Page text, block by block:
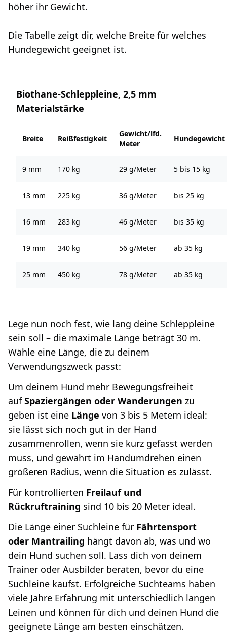
höher ihr Gewicht.
Die Tabelle zeigt dir, welche Breite für welches
Hundegewicht geeignet ist.
Biothane-Schleppleine, 2,5 mm
Materialstärke
Breite Reißfestigkeit
Gewicht/lfd.
Meter
Hundegewicht
9 mm 170 kg 29 g/Meter 5 bis 15 kg
13 mm 225 kg 36 g/Meter bis 25 kg
16 mm 283 kg 46 g/Meter bis 35 kg
19 mm 340 kg 56 g/Meter ab 35 kg
25 mm 450 kg 78 g/Meter ab 35 kg
Lege nun noch fest, wie lang deine Schleppleine
sein soll – die maximale Länge beträgt 30 m.
Wähle eine Länge, die zu deinem
Verwendungszweck passt:
Um deinem Hund mehr Bewegungsfreiheit
aufSpaziergängen oder Wanderungen zu
geben ist eine Länge von 3 bis 5 Metern ideal:
sie lässt sich noch gut in der Hand
zusammenrollen, wenn sie kurz gefasst werden
muss, und gewährt im Handumdrehen einen
größeren Radius, wenn die Situation es zulässt.
Für kontrollierten Freilauf und
Rückruftraining sind 10 bis 20 Meter ideal.
Die Länge einer Suchleine für Fährtensport
oder Mantrailing hängt davon ab, was und wo
dein Hund suchen soll. Lass dich von deinem
Trainer oder Ausbilder beraten, bevor du eine
Suchleine kaufst. Erfolgreiche Suchteams haben
viele Jahre Erfahrung mit unterschiedlich langen
Leinen und können für dich und deinen Hund die
geeignete Länge am besten einschätzen.